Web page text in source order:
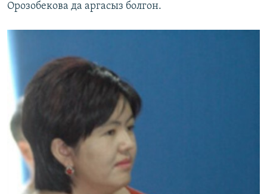
Орозобекова да аргасыз болгон.